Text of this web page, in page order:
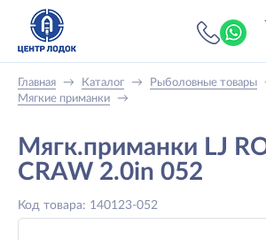
Главная → Каталог → Рыболовные товары
Мягкие приманки
→
Мягк.приманки LJ
CRAW 2.0in 052
Код товара: 140123-052